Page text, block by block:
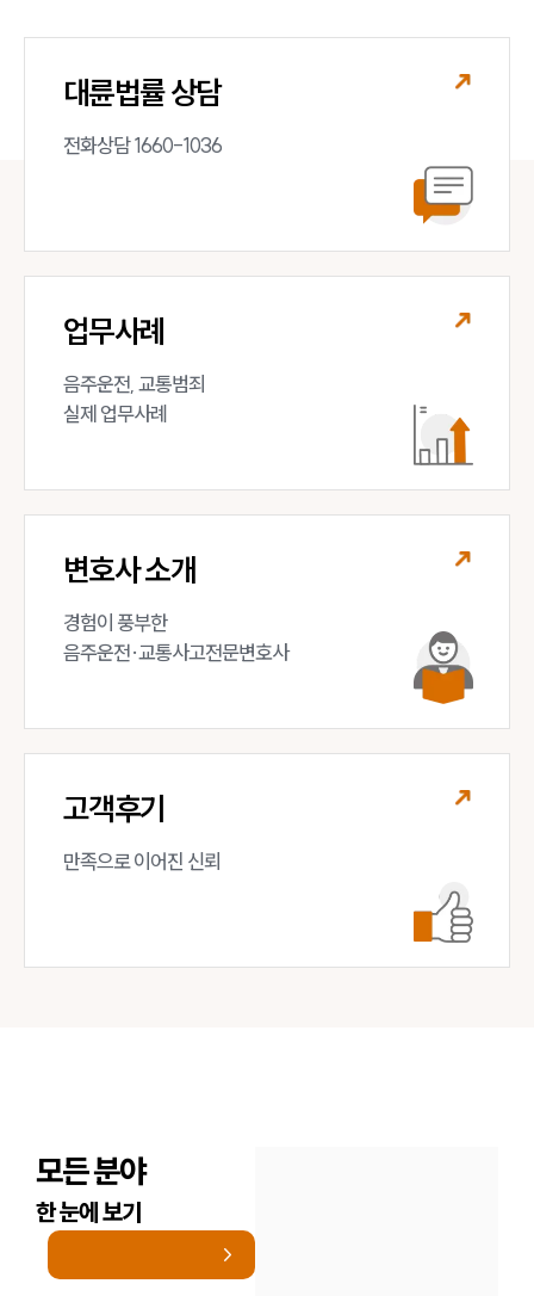
대륜법률 상담
전화상담 1660-1036
업무사례
음주운전, 교통범죄
실제 업무사례
변호사 소개
경험이 풍부한
음주운전·교통사고전문변호사
고객후기
만족으로 이어진 신뢰
모든 분야
한 눈에 보기